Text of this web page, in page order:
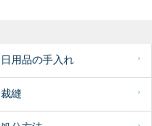
日用品の手入れ
裁縫